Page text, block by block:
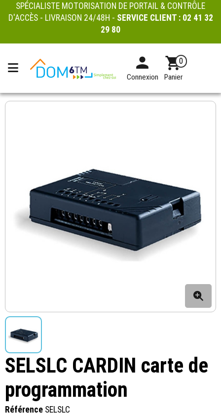
SPÉCIALISTE MOTORISATION DE PORTAIL & CONTRÔLE
D'ACCÈS - LIVRAISON 24/48H - SERVICE CLIENT : 02 41 32
29 80
Connexion
0
Panier
SELSLC CARDIN carte de
programmation
Référence SELSLC